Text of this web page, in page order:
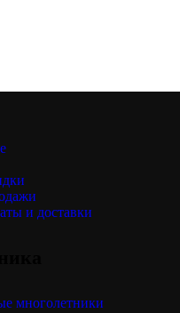
и доставки
многолетники